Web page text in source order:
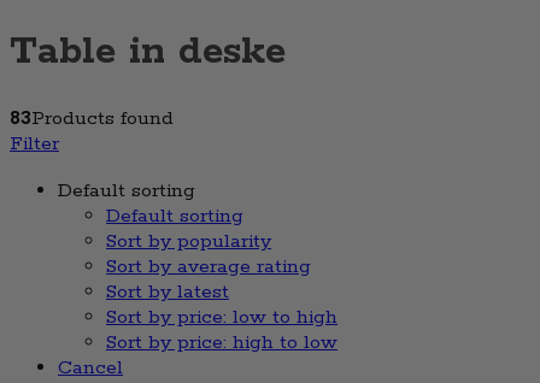
Table in deske
83Products found
Filter
Default sorting
Default sorting
Sort by popularity
Sort by average rating
Sort by latest
Sort by price: low to high
Sort by price: high to low
Cancel